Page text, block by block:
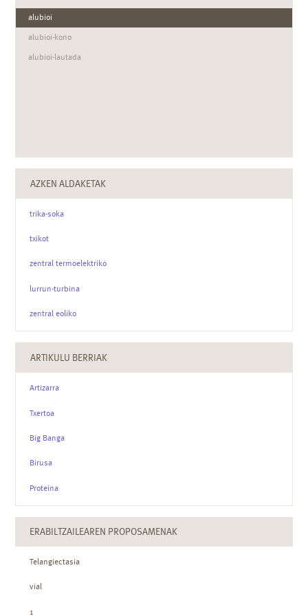
alubioi
alubioi-kono
alubioi-lautada
AZKEN ALDAKETAK
trika-soka
txikot
zentral termoelektriko
lurrun-turbina
zentral eoliko
ARTIKULU BERRIAK
Artizarra
Txertoa
Big Banga
Birusa
Proteina
ERABILTZAILEAREN PROPOSAMENAK
Telangiectasia
vial
1